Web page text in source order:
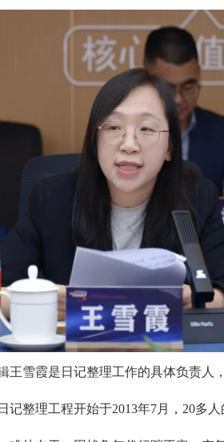
雪霞是日记整理工作的具体负责人
记整理工程开始于2013年7月，20多